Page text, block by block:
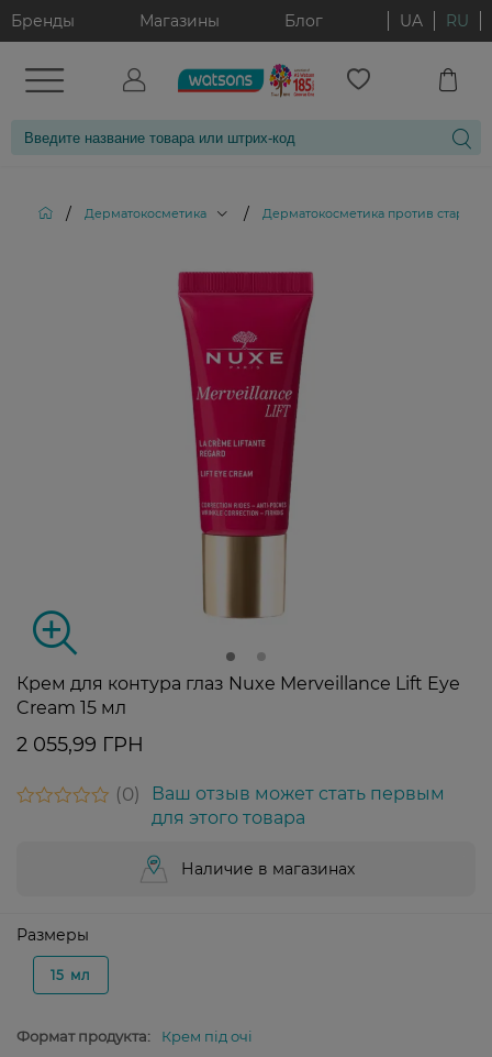
Бренды Магазины Блог UA RU
/ Дерматокосметика / Дерматокосметика против
Крем для контура глаз Nuxe Merveillance Lift Eye
Cream 15 мл
2 055,99 ГРН
0
Ваш отзыв может стать первым
для этого товара
Наличие в магазинах
Размеры
15 мл
Формат продукта:
Крем під очі